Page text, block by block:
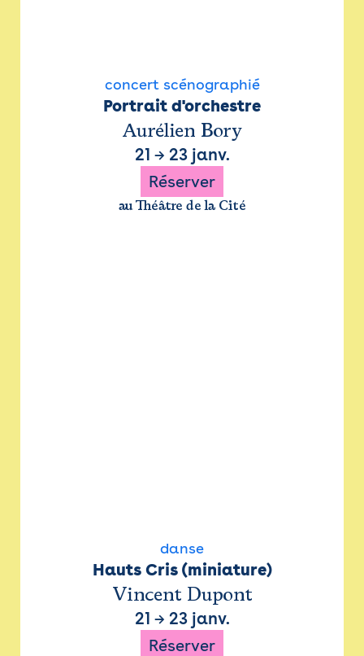
concert scénographié
Portrait d'orchestre
Aurélien Bory
21 → 23 janv.
Réserver
au Théâtre de la Cité
danse
Hauts Cris (miniature)
Vincent Dupont
21 → 23 janv.
Réserver